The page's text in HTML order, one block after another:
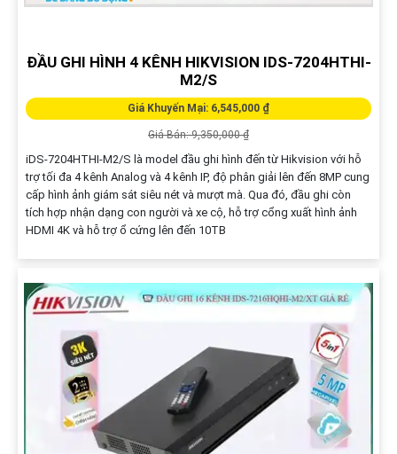
ĐẦU GHI HÌNH 4 KÊNH HIKVISION IDS-7204HTHI-
M2/S
Giá Khuyến Mại: 6,545,000 ₫
Giá Bán: 9,350,000 ₫
iDS-7204HTHI-M2/S là model đầu ghi hình đến từ Hikvision với hỗ
trợ tối đa 4 kênh Analog và 4 kênh IP, độ phân giải lên đến 8MP cung
cấp hình ảnh giám sát siêu nét và mượt mà. Qua đó, đầu ghi còn
tích hợp nhận dạng con người và xe cộ, hỗ trợ cổng xuất hình ảnh
HDMI 4K và hỗ trợ ổ cứng lên đến 10TB